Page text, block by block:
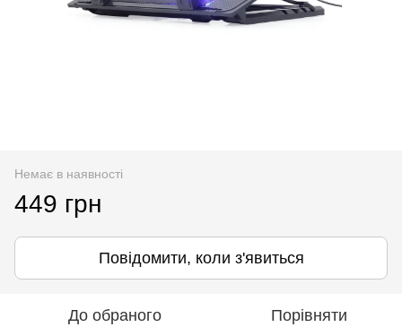
Немає в наявності
449 грн
Повідомити, коли з'явиться
До обраного Порівняти